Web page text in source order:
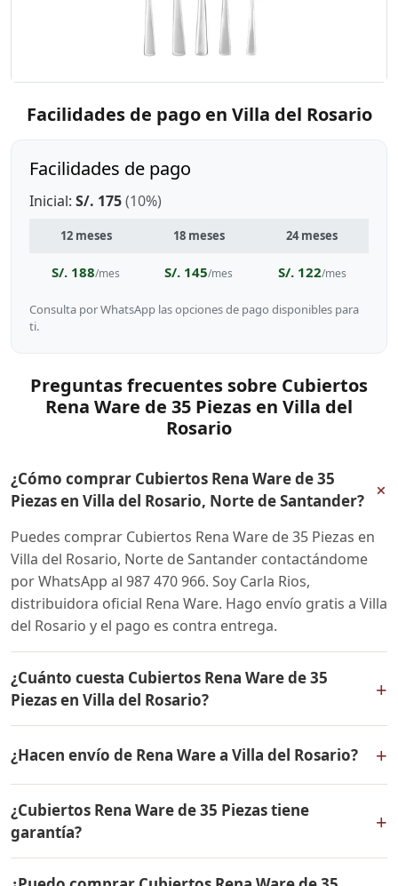
Facilidades de pago en Villa del Rosario
Facilidades de pago
Inicial: S/. 175(10%)
12 meses 18 meses 24 meses
S/. 188/mes S/. 145/mes S/. 122/mes
Consulta por WhatsApp las opciones de pago disponibles para
ti.
Preguntas frecuentes sobre Cubiertos
Rena Ware de 35 Piezas en Villa del
Rosario
¿Cómo comprar Cubiertos Rena Ware de 35
Piezas en Villa del Rosario, Norte de Santander?
+
Puedes comprar Cubiertos Rena Ware de 35 Piezas en
Villa del Rosario, Norte de Santander contactándome
por WhatsApp al 987 470 966. Soy Carla Rios,
distribuidora oficial Rena Ware. Hago envío gratis a Villa
del Rosario y el pago es contra entrega.
¿Cuánto cuesta Cubiertos Rena Ware de 35
Piezas en Villa del Rosario?
+
mismo en todo Colombia. Contáctame por WhatsApp
para conocer el precio actual, promociones disponibles
y facilidades de pago en cuotas desde el 10% de inicial.
¿Hacen envío de Rena Ware a Villa del Rosario? +
Piezas a Villa del Rosario, Norte de Santander y a todo
Colombia. El pago es contra entrega.
¿Cubiertos Rena Ware de 35 Piezas tiene
garantía?
+